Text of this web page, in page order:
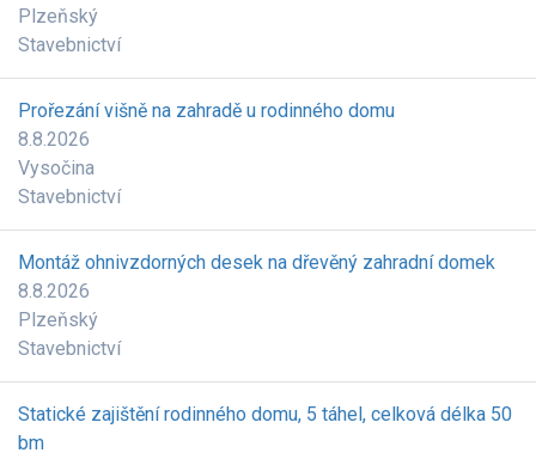
Plzeňský
Stavebnictví
Prořezání višně na zahradě u rodinného domu
8.8.2026
Vysočina
Stavebnictví
Montáž ohnivzdorných desek na dřevěný zahradní domek
8.8.2026
Plzeňský
Stavebnictví
Statické zajištění rodinného domu, 5 táhel, celková délka 50
bm